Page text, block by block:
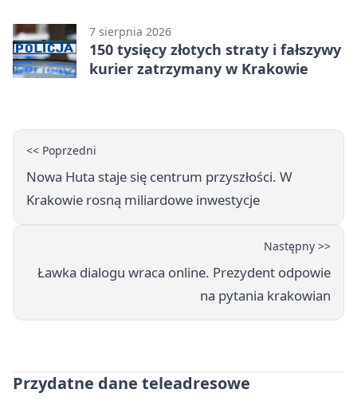
7 sierpnia 2026
150 tysięcy złotych straty i fałszywy
kurier zatrzymany w Krakowie
<< Poprzedni
Nowa Huta staje się centrum przyszłości. W
Krakowie rosną miliardowe inwestycje
Następny >>
Ławka dialogu wraca online. Prezydent odpowie
na pytania krakowian
Przydatne dane teleadresowe